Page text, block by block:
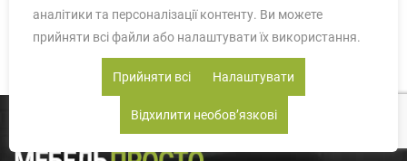
аналітики та персоналізації контенту. Ви можете
прийняти всі файли або налаштувати їх використання.
Прийняти всі Налаштувати
Відхилити необовʼязкові